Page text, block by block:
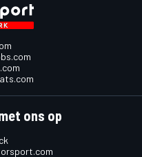
ons op